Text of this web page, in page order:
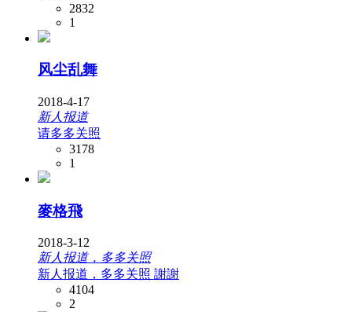
2832
1
风尘乱舞
2018-4-17
新人报道
请多多关照
3178
1
麥格飛
2018-3-12
新人报道，多多关照
新人报道，多多关照 謝謝
4104
2